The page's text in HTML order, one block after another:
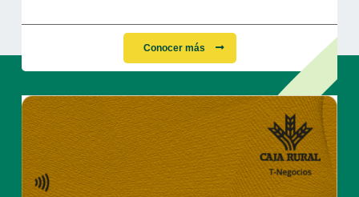
Conocer más